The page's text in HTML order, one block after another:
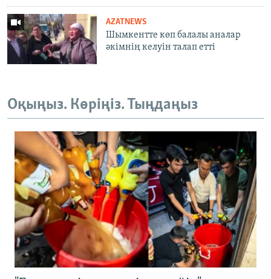
AZATNEWS
Шымкентте көп балалы аналар
әкімнің келуін талап етті
Оқыңыз. Көріңіз. Тыңдаңыз